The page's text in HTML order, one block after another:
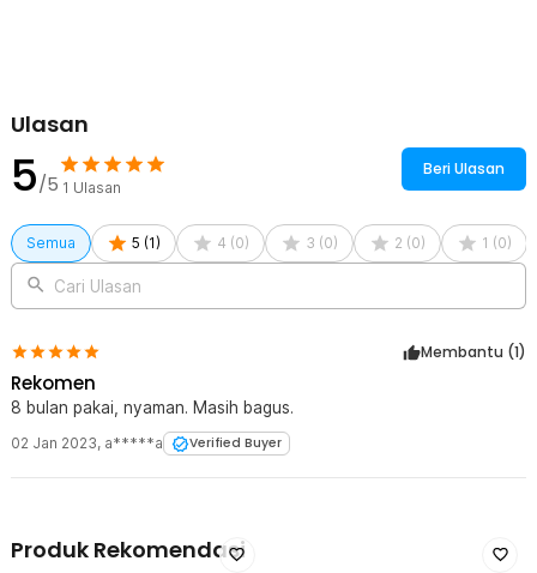
Ulasan
5/5 1 Ulasan
Beri Ulasan
Semua 5 (1 ) 4 (0) 3 (0) 2 (0) 1 (0)
Cari Ulasan
Membantu (1)
Rekomen
8 bulan pakai, nyaman. Masih bagus.
02 Jan 2023, a*****a Verified Buyer
Produk Rekomendasi